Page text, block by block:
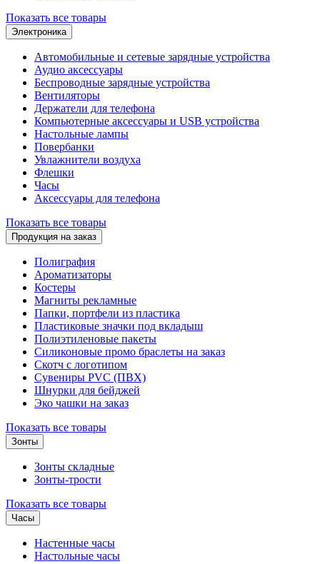
Показать все товары
Электроника
Автомобильные и сетевые зарядные устройства
Аудио аксессуары
Беспроводные зарядные устройства
Вентиляторы
Держатели для телефона
Компьютерные аксессуары и USB устройства
Настольные лампы
Повербанки
Увлажнители воздуха
Флешки
Часы
Аксессуары для телефона
Показать все товары
Продукция на заказ
Полиграфия
Ароматизаторы
Костеры
Магниты рекламные
Папки, портфели из пластика
Пластиковые значки под вкладыш
Полиэтиленовые пакеты
Силиконовые промо браслеты на заказ
Скотч с логотипом
Сувениры PVC (ПВХ)
Шнурки для бейджей
Эко чашки на заказ
Показать все товары
Зонты
Зонты складные
Зонты-трости
Показать все товары
Часы
Настенные часы
Настольные часы